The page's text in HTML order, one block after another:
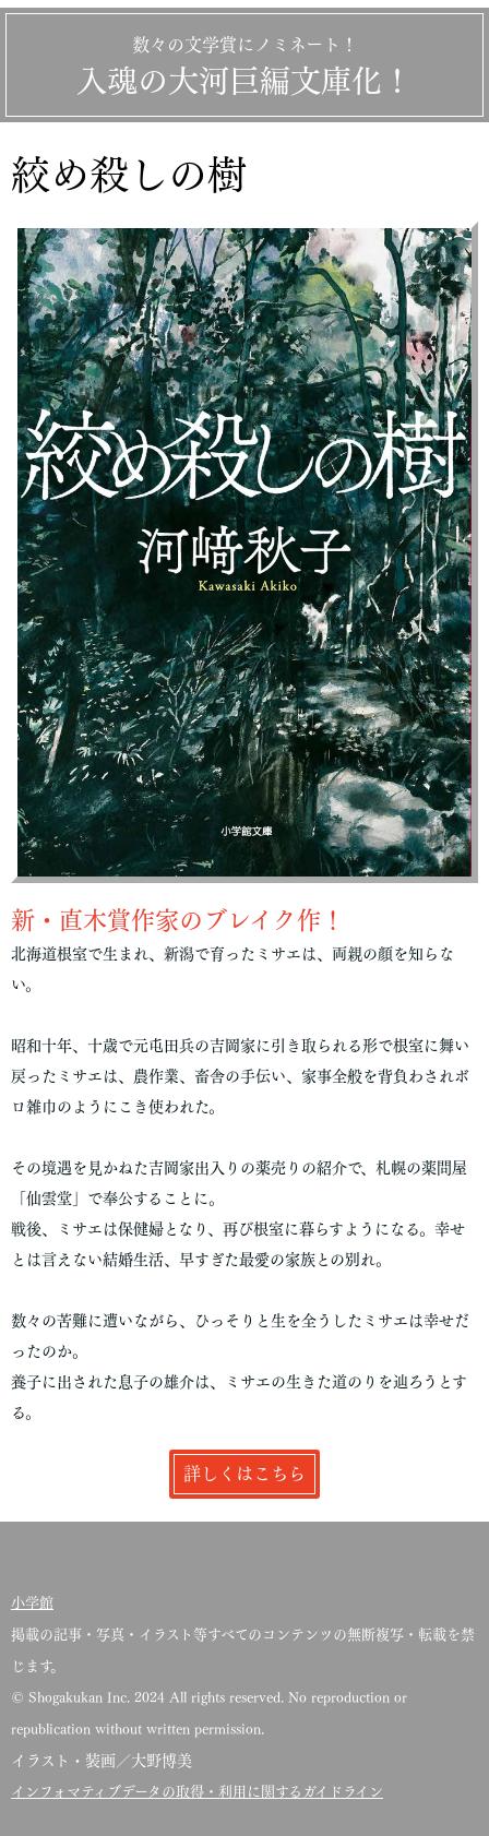
数々の文学賞にノミネート！
入魂の大河巨編文庫化！
絞め殺しの樹
新・直木賞作家のブレイク作！
北海道根室で生まれ、新潟で育ったミサエは、両親の顔を知らな
い。
昭和十年、十歳で元屯田兵の吉岡家に引き取られる形で根室に舞い
戻ったミサエは、農作業、畜舎の手伝い、家事全般を背負わされボ
ロ雑巾のようにこき使われた。
その境遇を見かねた吉岡家出入りの薬売りの紹介で、札幌の薬問屋
「仙雲堂」で奉公することに。
戦後、ミサエは保健婦となり、再び根室に暮らすようになる。幸せ
とは言えない結婚生活、早すぎた最愛の家族との別れ。
数々の苦難に遭いながら、ひっそりと生を全うしたミサエは幸せだ
ったのか。
養子に出された息子の雄介は、ミサエの生きた道のりを辿ろうとす
る。
詳しくはこちら
小学館
掲載の記事・写真・イラスト等すべてのコンテンツの無断複写・転載を禁
じます。
© Shogakukan Inc. 2024 All rights reserved. No reproduction or
republication without written permission.
イラスト・装画／大野博美
インフォマティブデータの取得・利用に関するガイドライン